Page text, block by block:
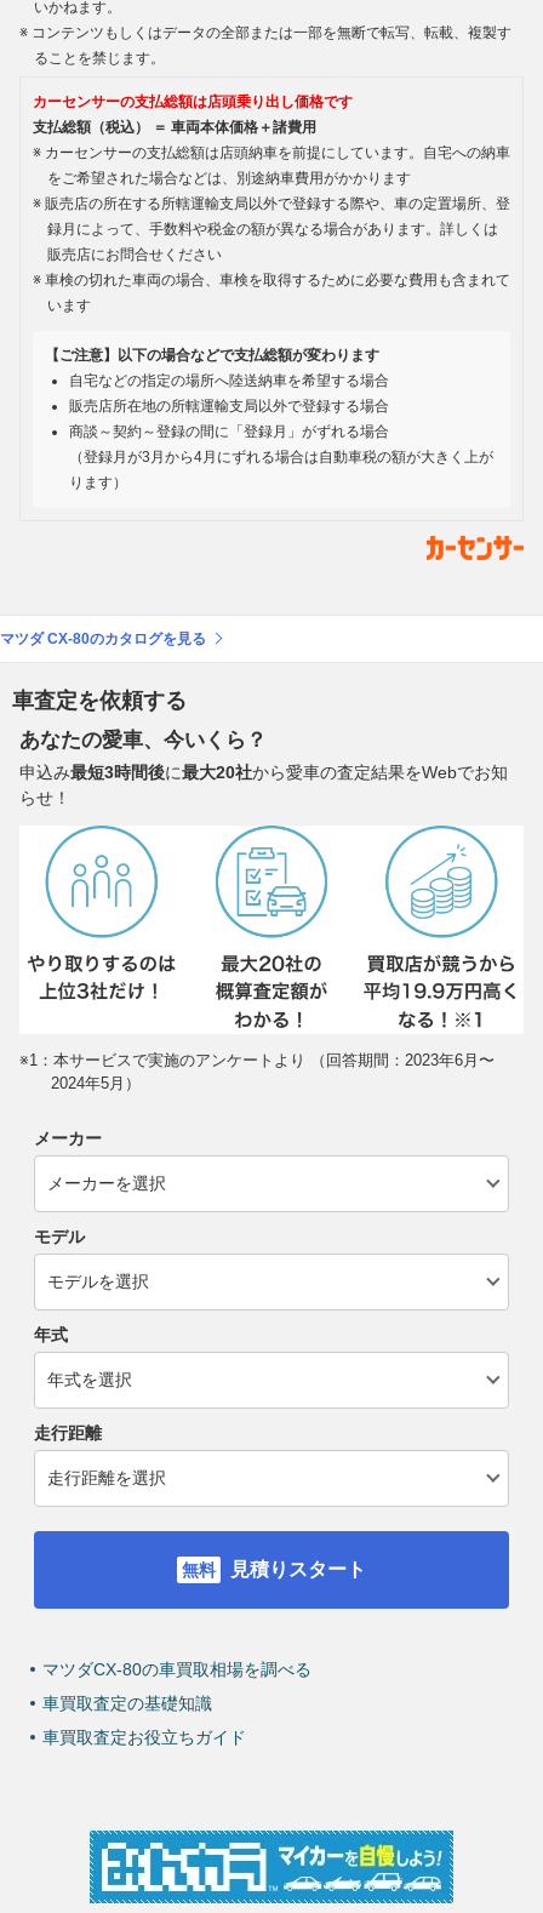
いかねます。
コンテンツもしくはデータの全部または一部を無断で転写、転載、複製す
ることを禁じます。
カーセンサーの支払総額は店頭乗り出し価格です
支払総額（税込） ＝ 車両本体価格＋諸費用
カーセンサーの支払総額は店頭納車を前提にしています。自宅への納車
をご希望された場合などは、別途納車費用がかかります
販売店の所在する所轄運輸支局以外で登録する際や、車の定置場所、登
録月によって、手数料や税金の額が異なる場合があります。詳しくは
販売店にお問合せください
車検の切れた車両の場合、車検を取得するために必要な費用も含まれて
います
【ご注意】以下の場合などで支払総額が変わります
自宅などの指定の場所へ陸送納車を希望する場合
販売店所在地の所轄運輸支局以外で登録する場合
商談～契約～登録の間に「登録月」がずれる場合
（登録月が3月から4月にずれる場合は自動車税の額が大きく上が
ります）
マツダ CX-80のカタログを見る
車査定を依頼する
あなたの愛車、今いくら？
申込み最短3時間後に最大20社から愛車の査定結果をWebでお知
らせ！
※1：本サービスで実施のアンケートより （回答期間：2023年6月〜
2024年5月）
メーカー
モデル
年式
走行距離
見積りスタート
マツダCX-80の車買取相場を調べる
車買取査定の基礎知識
車買取査定お役立ちガイド